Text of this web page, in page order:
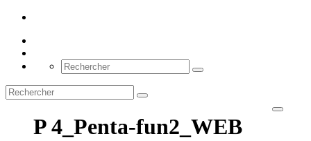
P 4_Penta-fun2_WEB